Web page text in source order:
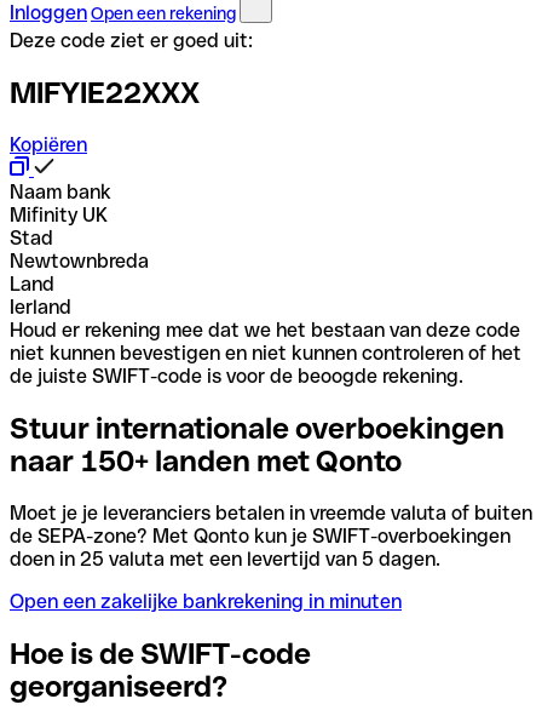
InloggenOpen een rekening
Deze code ziet er goed uit:
MIFYIE22XXX
Kopiëren
Naam bank
Mifinity UK
Stad
Newtownbreda
Land
Ierland
Houd er rekening mee dat we het bestaan van deze code
niet kunnen bevestigen en niet kunnen controleren of het
de juiste SWIFT-code is voor de beoogde rekening.
Stuur internationale overboekingen
naar 150+ landen met Qonto
Moet je je leveranciers betalen in vreemde valuta of buiten
de SEPA-zone? Met Qonto kun je SWIFT-overboekingen
doen in 25 valuta met een levertijd van 5 dagen.
Open een zakelijke bankrekening in minuten
Hoe is de SWIFT-code
georganiseerd?